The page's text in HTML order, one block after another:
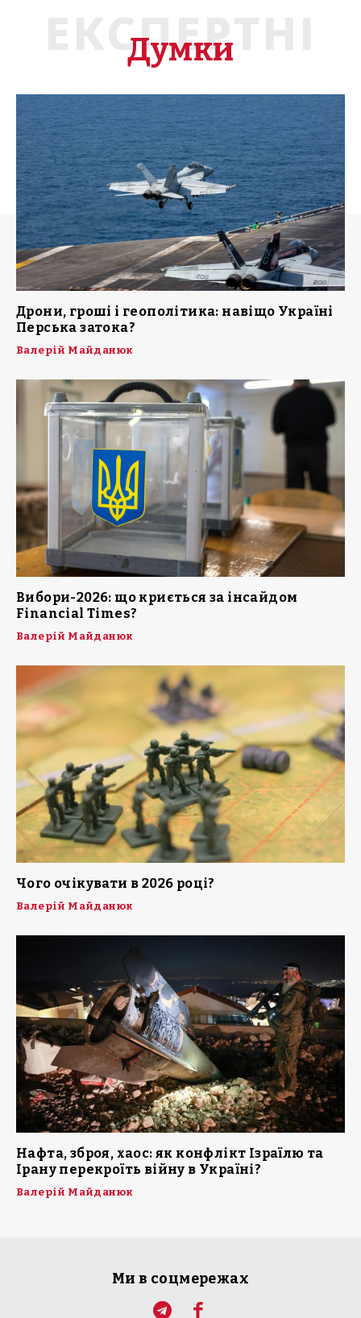
ЕКСПЕРТНІ
Думки
Дрони, гроші і геополітика: навіщо Україні
Перська затока?
Валерій Майданюк
Вибори-2026: що криється за інсайдом
Financial Times?
Валерій Майданюк
Чого очікувати в 2026 році?
Валерій Майданюк
Нафта, зброя, хаос: як конфлікт Ізраїлю та
Ірану перекроїть війну в Україні?
Валерій Майданюк
Ми в соцмережах